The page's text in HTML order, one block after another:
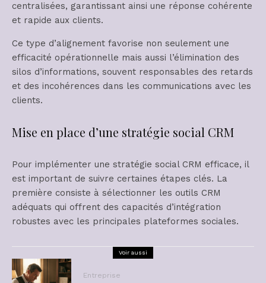
centralisées, garantissant ainsi une réponse cohérente
et rapide aux clients.
Ce type d’alignement favorise non seulement une
efficacité opérationnelle mais aussi l’élimination des
silos d’informations, souvent responsables des retards
et des incohérences dans les communications avec les
clients.
Mise en place d’une stratégie social CRM
Pour implémenter une stratégie social CRM efficace, il
est important de suivre certaines étapes clés. La
première consiste à sélectionner les outils CRM
adéquats qui offrent des capacités d’intégration
robustes avec les principales plateformes sociales.
Voir aussi
Entreprise